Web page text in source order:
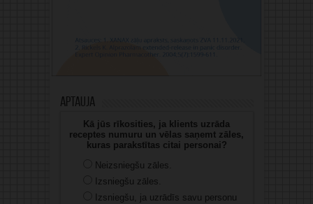
Aptauja
Kā jūs rīkosities, ja klients uzrāda
receptes numuru un vēlas saņemt zāles,
kuras parakstītas citai personai?
Neizsniegšu zāles.
Izsniegšu zāles.
Izsniegšu, ja uzrādīs savu personu